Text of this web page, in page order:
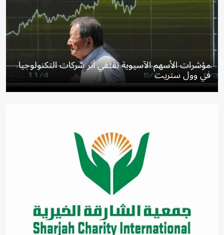
مؤشرات الأسهم الآسيوية تقتفي أثر شركات التكنولوجيا
في وول ستريت